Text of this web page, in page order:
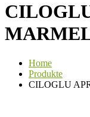
Home
Produkte
CILOGLU